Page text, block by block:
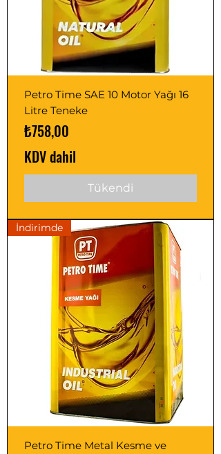
Petro Time SAE 10 Motor Yağı 16
Litre Teneke
Fiyat
₺758,00
KDV dahil
Tükendi
İndirimde
Petro Time Metal Kesme ve